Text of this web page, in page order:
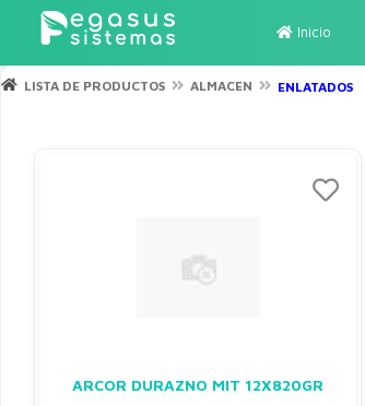
Inicio
LISTA DE PRODUCTOS ALMACEN ENLATADOS
ARCOR DURAZNO MIT 12X820GR